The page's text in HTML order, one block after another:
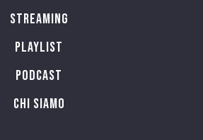
Streaming
Playlist
PODCAST
Chi siamo